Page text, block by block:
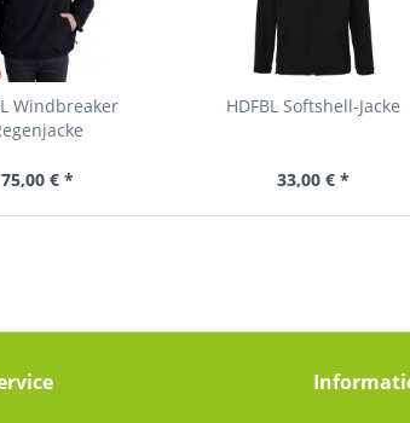
Windbreaker
75,00 € *
HDFBL Softshell-Jacke
33,00 € *